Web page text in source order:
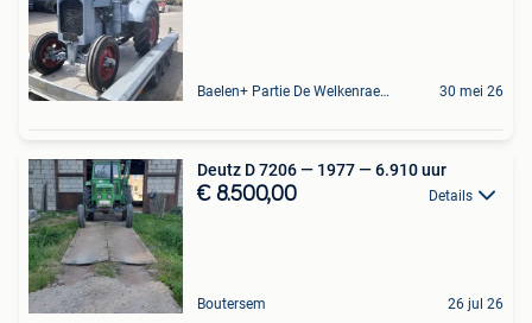
Baelen+ Partie De Welkenraedt 30 mei 26
Deutz D 7206 — 1977 — 6.910 uur
€ 8.500,00 Details
Boutersem 26 jul 26